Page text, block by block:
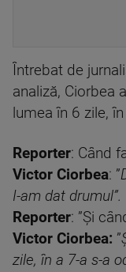
Întrebat de
analiză, Ciorbea
lumea în 6 zile,
Reporter: Când
Victor Ciorbea: ”
I-am dat drumul”.
Reporter: ”Și
Victor Ciorbea: ”
zile, în a 7-a s-a